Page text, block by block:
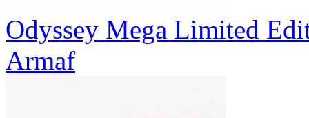
Odyssey Mega Limited
Armaf